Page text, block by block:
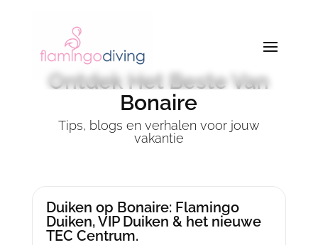
Ontdek Het Beste Van
Bonaire
Tips, blogs en verhalen voor jouw
vakantie
Duiken op Bonaire: Flamingo
Duiken, VIP Duiken & het nieuwe
TEC Centrum.